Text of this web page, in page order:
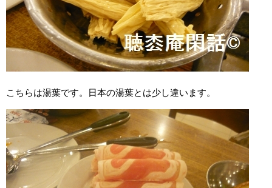
こちらは湯葉です。日本の湯葉とは少し違います。